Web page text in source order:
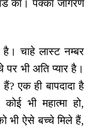
का। पक्का जागरण
है। चाहे लास्ट नम्बर
पर भी अति प्यार है।
एक ही बापदादा है
भी महात्मा हो,
भी ऐसे बच्चे मिले हैं,